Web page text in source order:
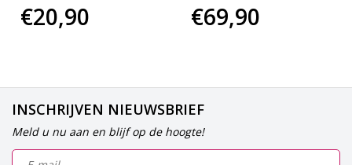
€20,90 €69,90
INSCHRIJVEN NIEUWSBRIEF
Meld u nu aan en blijf op de hoogte!